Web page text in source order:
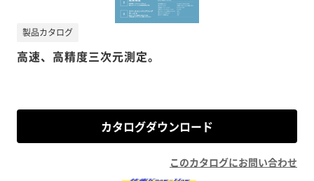
高速、高精度三次元測定。
製品カタログ
カタログダウンロード
このカタログにお問い合わせ